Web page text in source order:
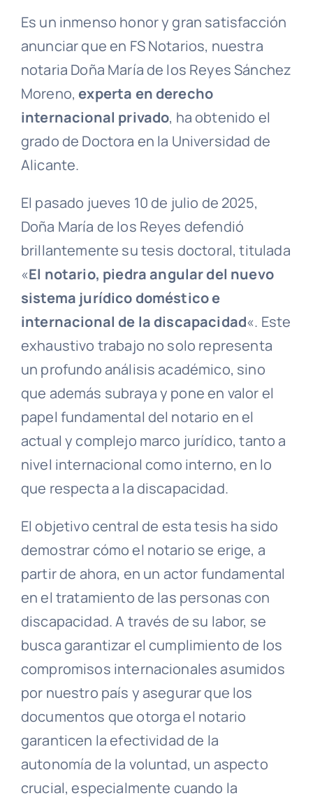
Es un inmenso honor y gran satisfacción
anunciar que en FS Notarios, nuestra
notaria Doña María de los Reyes Sánchez
Moreno,experta en derecho
internacional privado, ha obtenido el
grado de Doctora en la Universidad de
Alicante.
El pasado jueves 10 de julio de 2025,
Doña María de los Reyes defendió
brillantemente su tesis doctoral, titulada
«El notario, piedra angular del nuevo
sistema jurídico doméstico e
internacional de la discapacidad«. Este
exhaustivo trabajo no solo representa
un profundo análisis académico, sino
que además subraya y pone en valor el
papel fundamental del notario en el
actual y complejo marco jurídico, tanto a
nivel internacional como interno, en lo
que respecta a la discapacidad.
El objetivo central de esta tesis ha sido
demostrar cómo el notario se erige, a
partir de ahora, en un actor fundamental
en el tratamiento de las personas con
discapacidad. A través de su labor, se
busca garantizar el cumplimiento de los
compromisos internacionales asumidos
por nuestro país y asegurar que los
documentos que otorga el notario
garanticen la efectividad de la
autonomía de la voluntad, un aspecto
crucial, especialmente cuando la